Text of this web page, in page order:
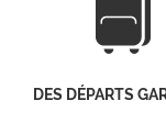
DES DÉPARTS